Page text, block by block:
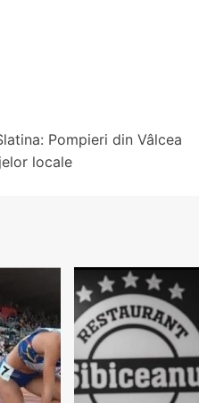
Pompieri din Vâlcea
locale